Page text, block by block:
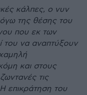
κάλπες, ο νυν
της θέσης του
που εκ των
του να αναπτύξουν
και στους
τις
επικράτηση του